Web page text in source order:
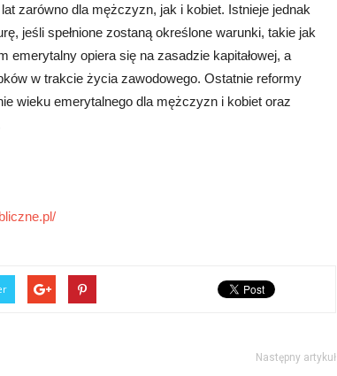
zarówno dla mężczyzn, jak i kobiet. Istnieje jednak
jeśli spełnione zostaną określone warunki, takie jak
emerytalny opiera się na zasadzie kapitałowej, a
w trakcie życia zawodowego. Ostatnie reformy
wieku emerytalnego dla mężczyzn i kobiet oraz
Następny artykuł